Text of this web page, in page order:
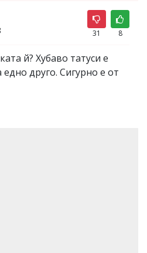
31 8
й? Хубаво татуси е
друго. Сигурно е от